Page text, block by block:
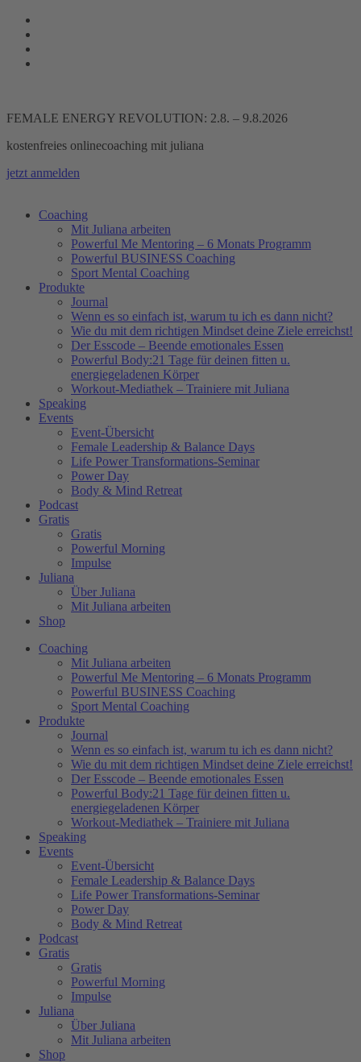
Zum
Inhalt
springen
FEMALE ENERGY REVOLUTION: 2.8. – 9.8.2026
kostenfreies onlinecoaching mit juliana
jetzt anmelden
Coaching
Mit Juliana arbeiten
Powerful Me Mentoring – 6 Monats Programm
Powerful BUSINESS Coaching
Sport Mental Coaching
Produkte
Journal
Wenn es so einfach ist, warum tu ich es dann nicht?
Wie du mit dem richtigen Mindset deine Ziele erreichst!
Der Esscode – Beende emotionales Essen
Powerful Body:21 Tage für deinen fitten u.
energiegeladenen Körper
Workout-Mediathek – Trainiere mit Juliana
Speaking
Events
Event-Übersicht
Female Leadership & Balance Days
Life Power Transformations-Seminar
Power Day
Body & Mind Retreat
Podcast
Gratis
Gratis
Powerful Morning
Impulse
Juliana
Über Juliana
Mit Juliana arbeiten
Shop
Coaching
Mit Juliana arbeiten
Powerful Me Mentoring – 6 Monats Programm
Powerful BUSINESS Coaching
Sport Mental Coaching
Produkte
Journal
Wenn es so einfach ist, warum tu ich es dann nicht?
Wie du mit dem richtigen Mindset deine Ziele erreichst!
Der Esscode – Beende emotionales Essen
Powerful Body:21 Tage für deinen fitten u.
energiegeladenen Körper
Workout-Mediathek – Trainiere mit Juliana
Speaking
Events
Event-Übersicht
Female Leadership & Balance Days
Life Power Transformations-Seminar
Power Day
Body & Mind Retreat
Podcast
Gratis
Gratis
Powerful Morning
Impulse
Juliana
Über Juliana
Mit Juliana arbeiten
Shop